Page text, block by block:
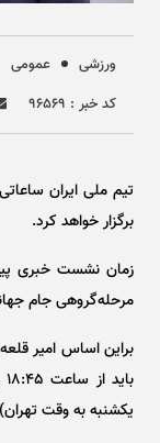
ورزشی
عمومی
کد خبر : ۹۶۵۶۹
تیم ملی ایران
برگزار خواهد کرد.
زمان نشست خبری
مرحله‌گروهی جام جهانی ۲۰۲۶ مقابل بلژیک
براین اساس امیر
یکشنبه به وقت